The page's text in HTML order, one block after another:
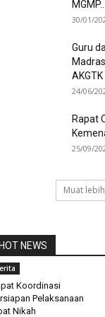
MGMP...
30/01/
Guru
AKGTK
24/06/
Rapat
25/09/
Muat
HOT NEWS
Koordinasi
Pelaksanaan
Nikah